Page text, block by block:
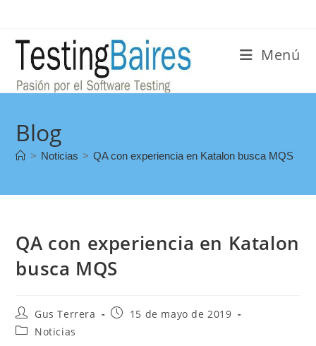
Menú
Blog
> Noticias > QA con experiencia en Katalon busca MQS
QA con experiencia en Katalon
busca MQS
Gus Terrera
15 de mayo de 2019
Noticias